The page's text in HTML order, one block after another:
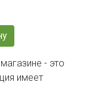
- это
имеет